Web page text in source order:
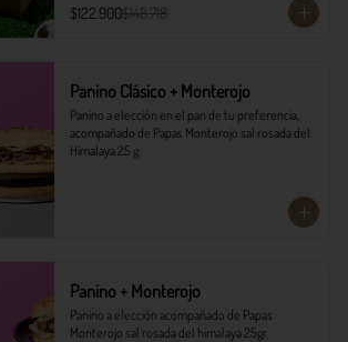
$122.900$148.718
Panino Clásico + Monterojo
Panino a elección en el pan de tu preferencia,
acompañado de Papas Monterojo sal rosada del
Himalaya 25 g.
Panino + Monterojo
Panino a elección acompañado de Papas
Monterojo sal rosada del himalaya 25gr